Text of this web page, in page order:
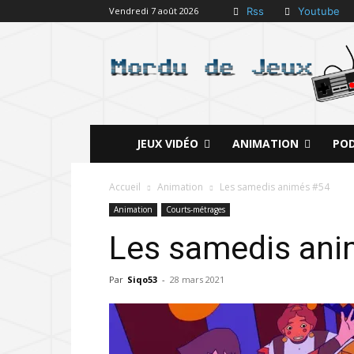
Vendredi 7 août 2026 Rss Youtube
JEUX VIDÉO ANIMATION
Accueil Animation Les samedis animés #54
Animation Courts-métrages
Les samedis
Par Siqo53 - 28 mars 2021